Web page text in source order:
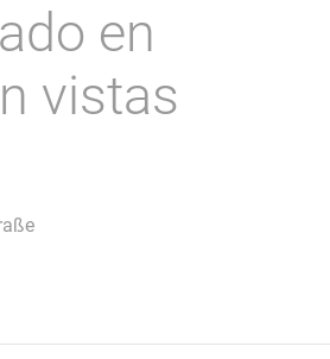
en
vistas